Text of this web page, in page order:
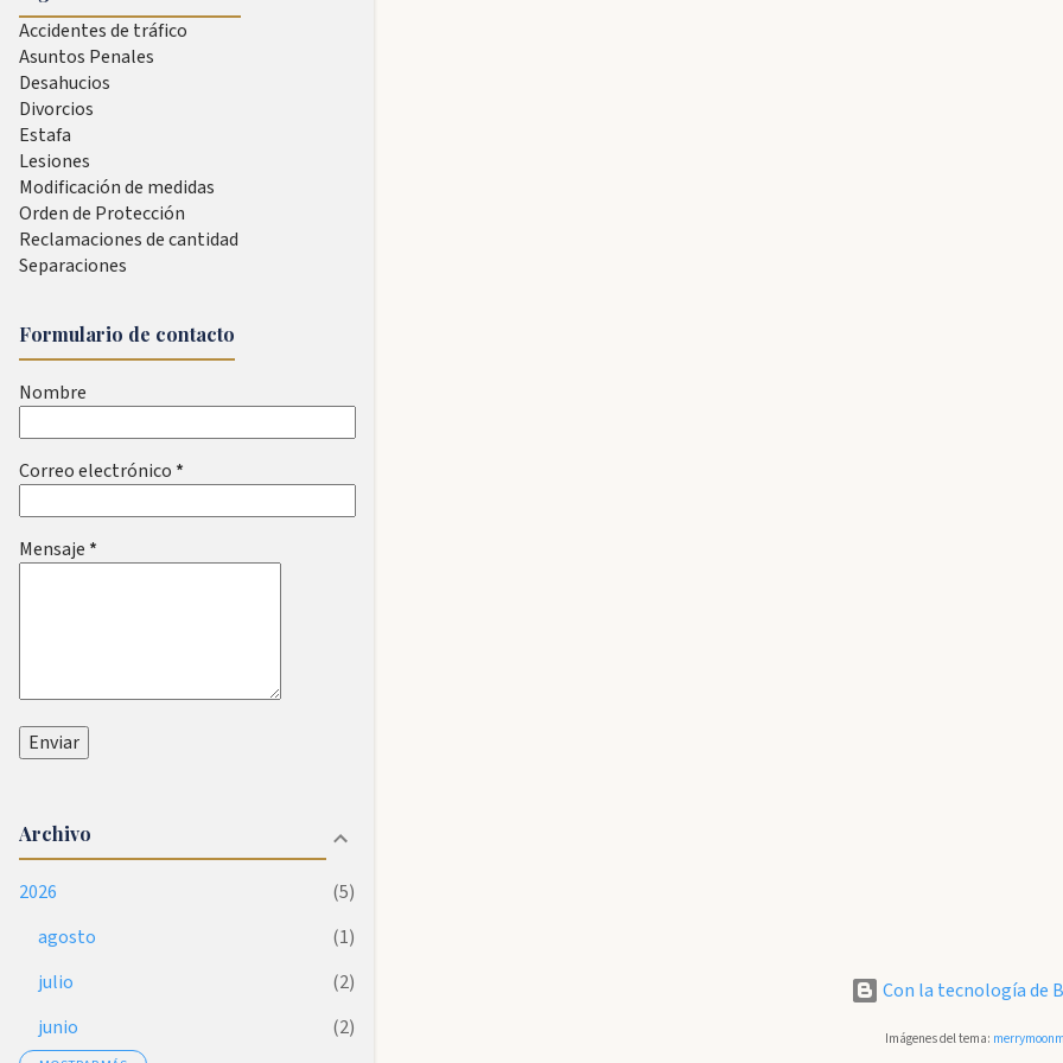
Con la tecnología de
Imágenes del tema:
Accidentes de tráfico
Asuntos Penales
Desahucios
Divorcios
Estafa
Lesiones
Modificación de medidas
Orden de Protección
Reclamaciones de cantidad
Separaciones
Formulario de contacto
Nombre
Correo electrónico *
Mensaje *
Archivo
2026
5
agosto
1
julio
2
junio
2